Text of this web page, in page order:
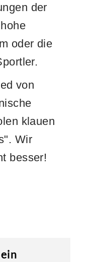
der
oder die
von
klauen
Wir
besser!